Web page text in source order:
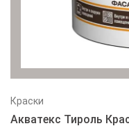
Краски
Акватекс Тироль